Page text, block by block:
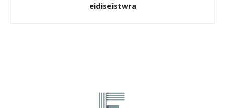
eidiseistwra